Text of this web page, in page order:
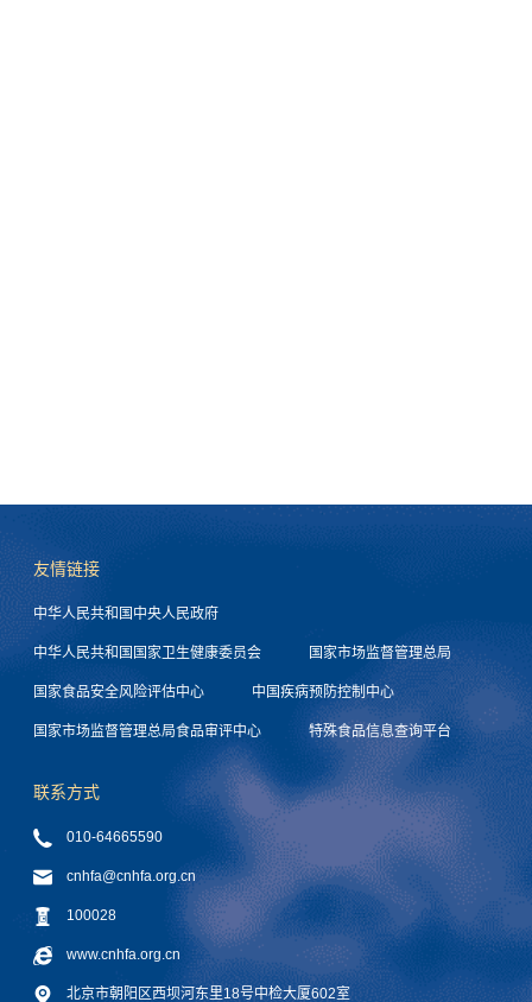
友情链接
中华人民共和国中央人民政府
中华人民共和国国家卫生健康委员会 国家市场监督管理总局
国家食品安全风险评估中心 中国疾病预防控制中心
国家市场监督管理总局食品审评中心 特殊食品信息查询平台
联系方式
010-64665590
cnhfa@cnhfa.org.cn
100028
www.cnhfa.org.cn
北京市朝阳区西坝河东里18号中检大厦602室